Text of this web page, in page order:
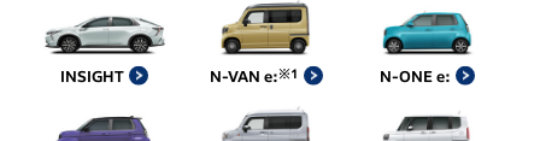
INSIGHT N-VAN e:※1 N-ONE e: